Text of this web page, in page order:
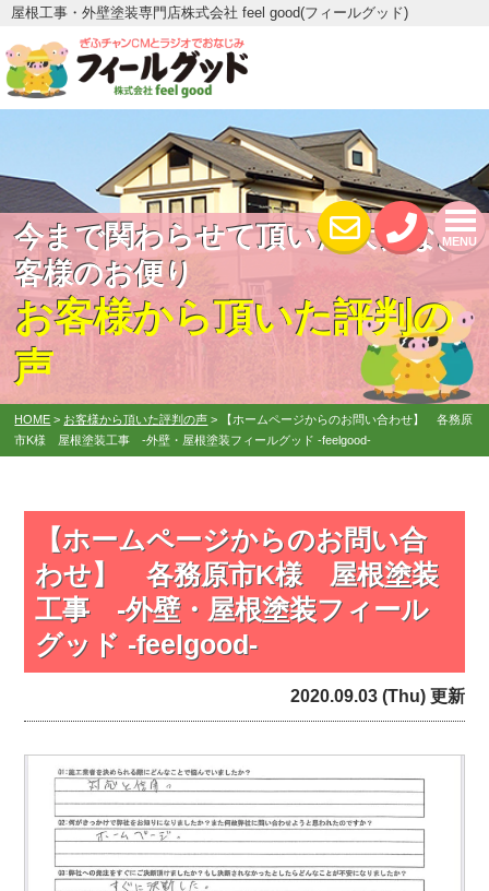
屋根工事・外壁塗装専門店株式会社 feel good(フィールグッド)
MENU
今まで関わらせて頂いた大切なお
客様のお便り
お客様から頂いた評判の
声
HOME > お客様から頂いた評判の声 >
【ホームページからのお問い合わせ】 各務原
市K様 屋根塗装工事 -外壁・屋根塗装フィールグッド -feelgood-
【ホームページからのお問い合
わせ】 各務原市K様 屋根塗装
工事 -外壁・屋根塗装フィール
グッド -feelgood-
2020.09.03 (Thu) 更新